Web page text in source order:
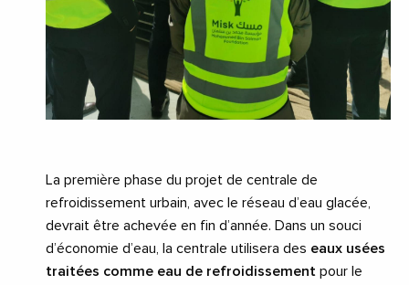
La première phase du projet de centrale de
refroidissement urbain, avec le réseau d’eau glacée,
devrait être achevée en fin d’année. Dans un souci
d’économie d’eau, la centrale utilisera des eaux usées
traitées comme eau de refroidissement pour le